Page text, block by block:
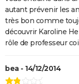
autant prévenir les
très bon comme
découvrir Karoline
rôle de professeur
bea - 14/12/2014